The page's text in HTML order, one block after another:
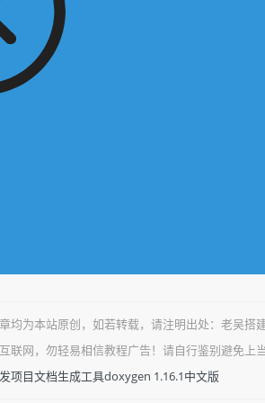
均为本站原创 ，如若转载，请注明出处： 老吴搭
联网，勿轻易相信教程广告！请自行鉴别避免上当
项目文档生成工具doxygen 1.16.1中文版